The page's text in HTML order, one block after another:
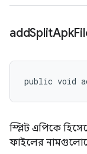
addSplitApk
public void
স্প্লিট এপিকে
ফাইলের